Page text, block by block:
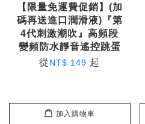
【限量免運費促銷】(加
碼再送進口潤滑液)『第
4代刺激潮吹』高頻段
變頻防水靜音遙控跳蛋
從NT$ 149 起
加入購物車